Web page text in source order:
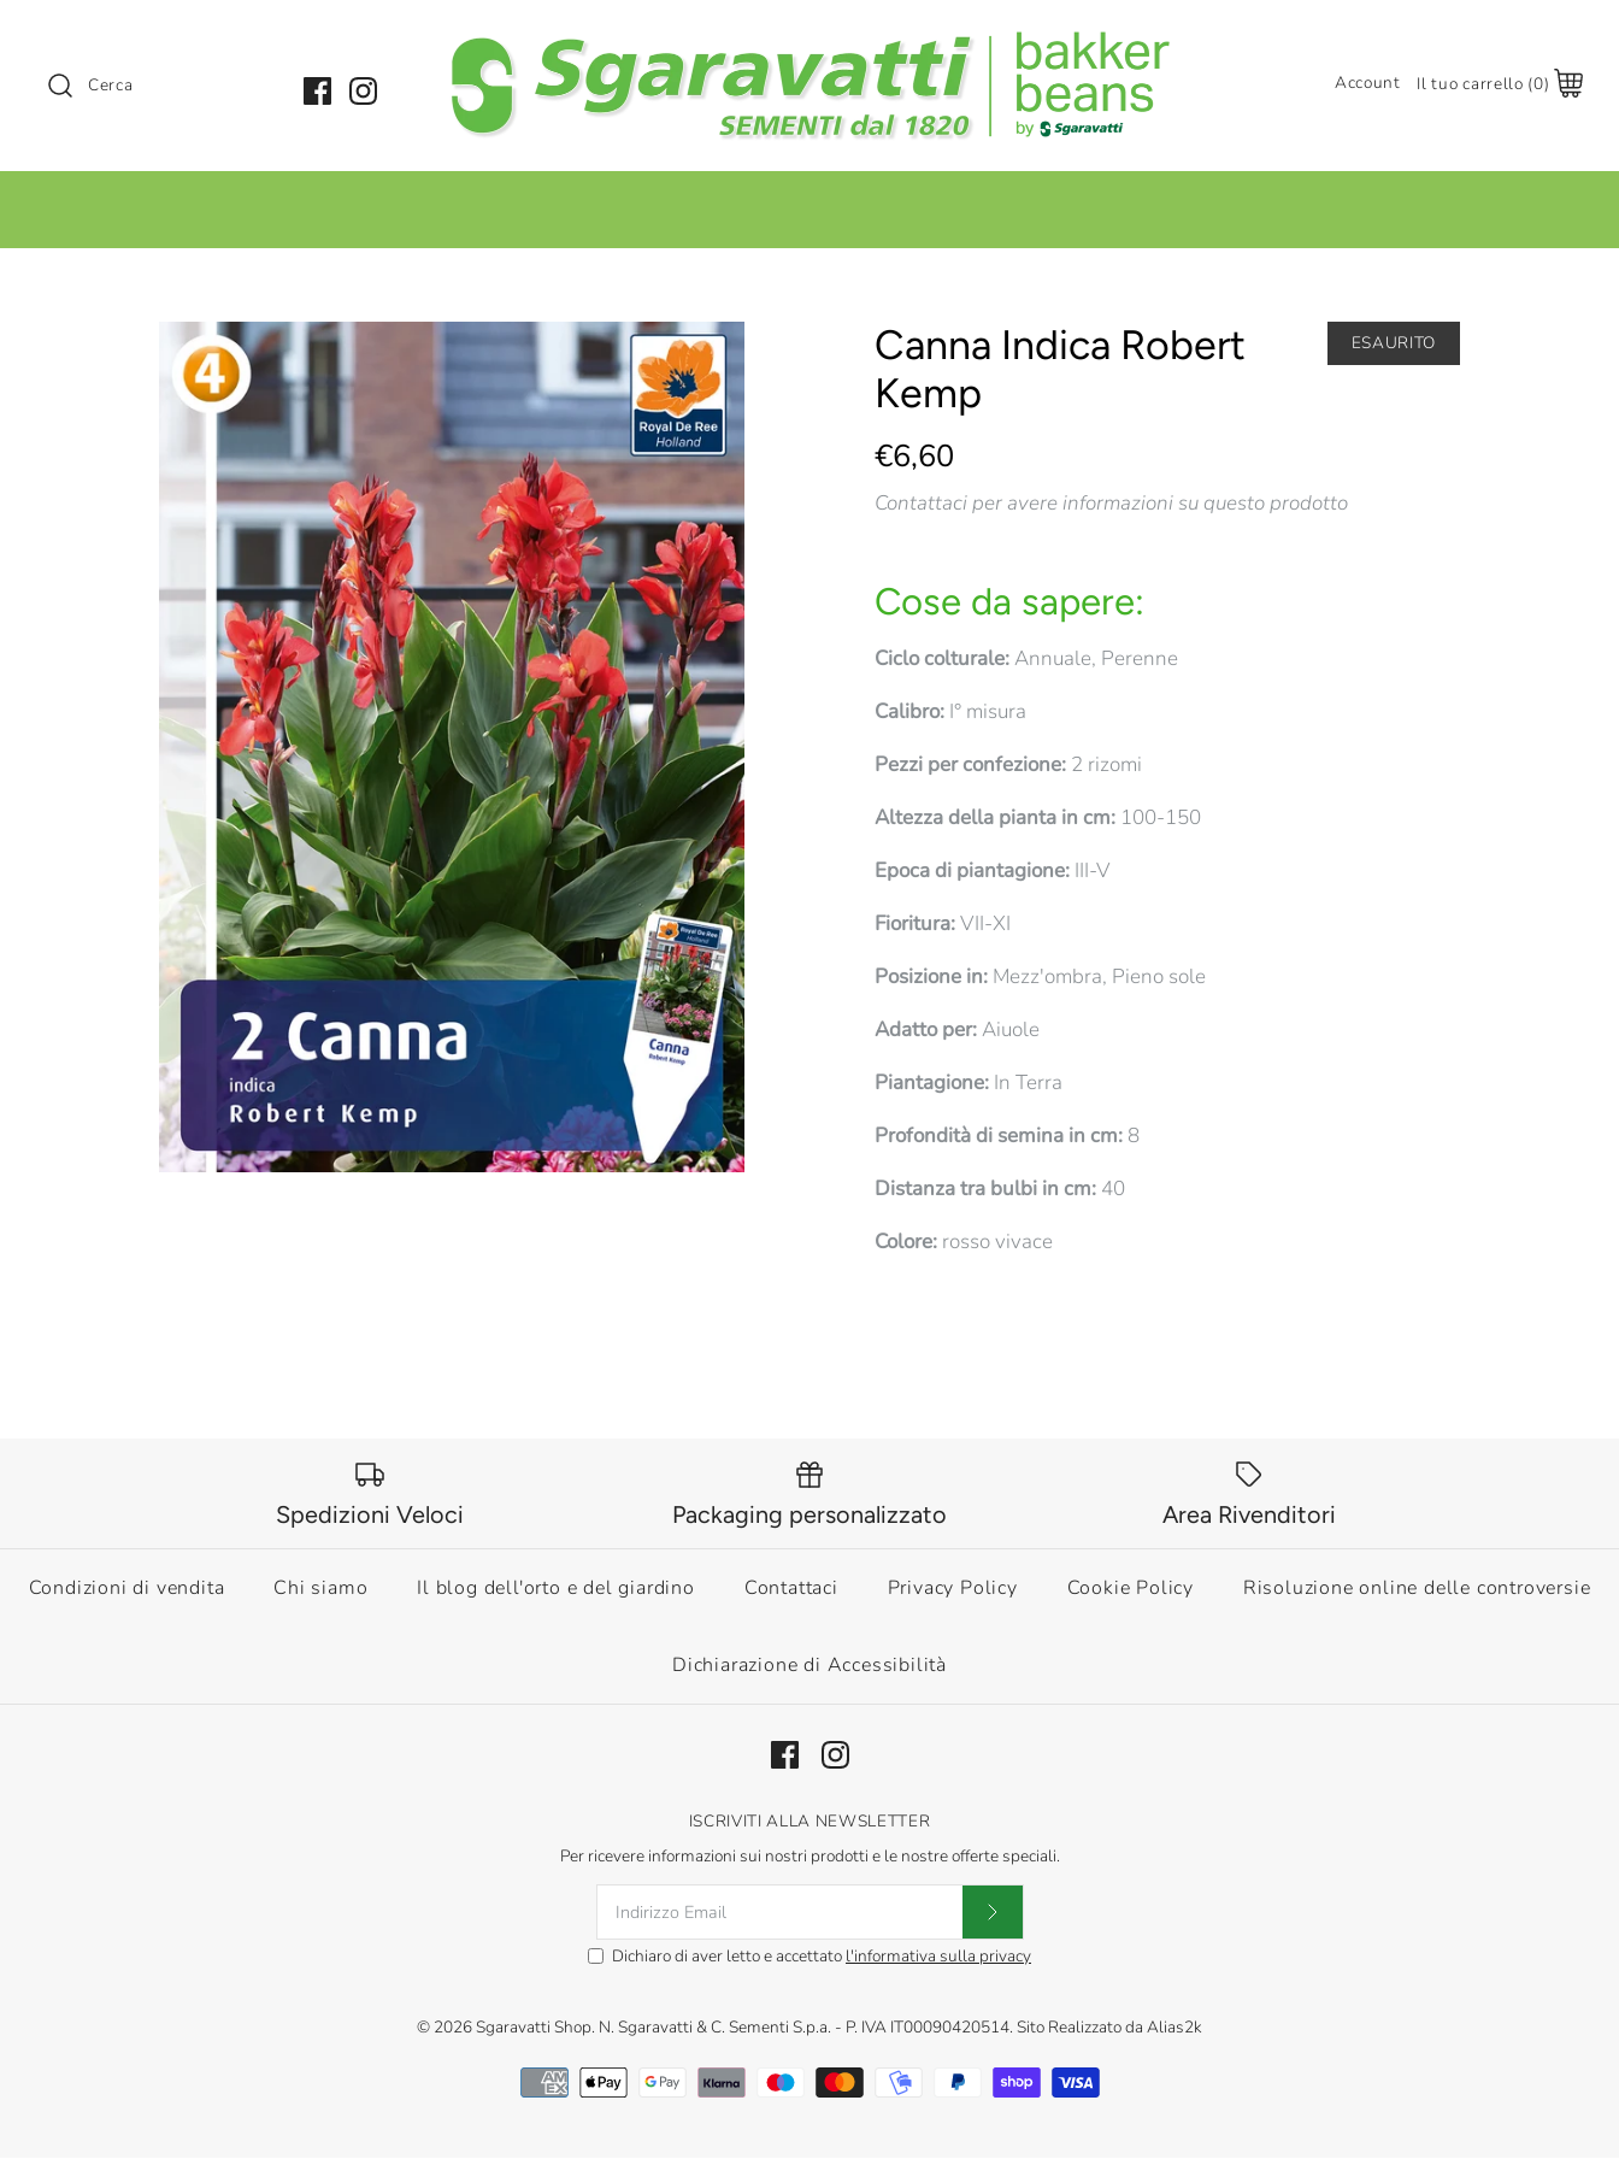
Cerca Account
Registrati
Il tuo carrello (0)
ESAURITO
Canna Indica Robert
Kemp
€6,60
Contattaci per avere informazioni su questo prodotto
Cose da sapere:
Ciclo colturale:Annuale, Perenne
Calibro: I° misura
Pezzi per confezione: 2 rizomi
Altezza della pianta in cm: 100-150
Epoca di piantagione: III-V
Fioritura:VII-XI
Posizione in: Mezz'ombra, Pieno sole
Adatto per:Aiuole
Piantagione: In Terra
Profondità di semina in cm: 8
Distanza tra bulbi in cm: 40
Colore: rosso vivace
Spedizioni Veloci Packaging personalizzato Area Rivenditori
Condizioni di vendita Chi siamo Il blog dell'orto e del giardino Contattaci Privacy Policy Cookie Policy Risoluzione online delle controversie
Dichiarazione di Accessibilità
ISCRIVITI ALLA NEWSLETTER
Per ricevere informazioni sui nostri prodotti e le nostre offerte speciali.
Dichiaro di aver letto e accettato l'informativa sulla privacy
© 2026Sgaravatti Shop. N. Sgaravatti & C. Sementi S.p.a. - P. IVA IT00090420514. Sito Realizzato da Alias2k